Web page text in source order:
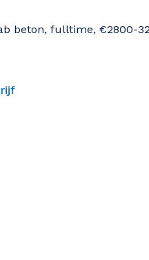
beton, fulltime, €2800-